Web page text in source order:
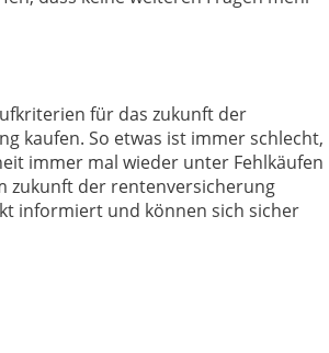
für das zukunft der
kaufen. So etwas ist immer schlecht,
immer mal wieder unter Fehlkäufen
zukunft der rentenversicherung
informiert und können sich sicher